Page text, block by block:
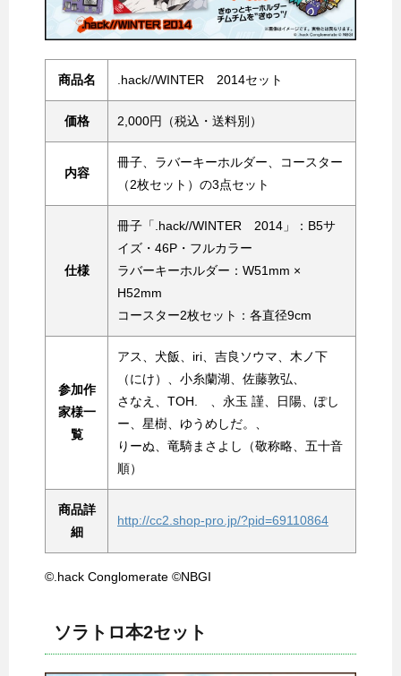
商品名 .hack//WINTER 2014セット
価格 2,000円（税込・送料別）
内容
冊子、ラバーキーホルダー、コースター
（2枚セット）の3点セット
仕様
冊子「.hack//WINTER 2014」：B5サ
イズ・46P・フルカラー
ラバーキーホルダー：W51mm ×
H52mm
コースター2枚セット：各直径9cm
参加作
家様一
覧
アス、犬飯、iri、吉良ソウマ、木ノ下
（にけ）、小糸蘭湖、佐藤敦弘、
さなえ、TOH. 、永玉 謹、日陽、ぽし
ー、星樹、ゆうめしだ。、
りーぬ、竜騎まさよし（敬称略、五十音
順）
商品詳
細
http://cc2.shop-pro.jp/?pid=69110864
©.hack Conglomerate ©NBGI
ソラトロ本2セット